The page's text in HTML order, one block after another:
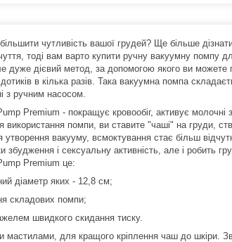
чутливість вашої грудей? Ще більше
тоді вам варто купити ручну вакуумну помпу
дуже дієвий метод, за допомогою якого ви можете
в кілька разів. Така вакуумна помпа
з ручним насосом.
Premium - покращує кровообіг, активує молочні
використання помпи, ви ставите "чаші" на груди,
утворення вакууму, всмоктування стає більш
збудження і сексуальну активність, але і робить
Premium це:
діаметр яких - 12,8 см;
складових помпи;
швидкого скидання тиску.
мастилами, для кращого кріплення чаш до шкіри.